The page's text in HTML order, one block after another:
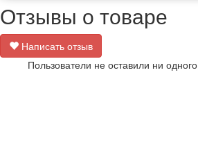
Отзывы о товаре
Написать отзыв
Пользователи не оставили ни